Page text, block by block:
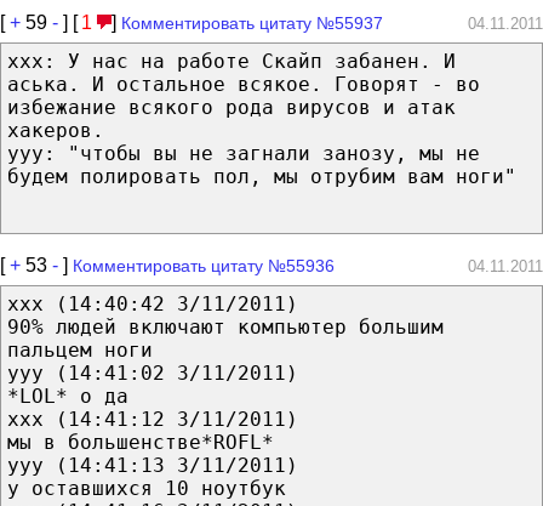
[+ 59 - ] [ 1 ] Комментировать цитату №55937 04.11.2011
xxx: У нас на работе Скайп забанен. И
аська. И остальное всякое. Говорят - во
избежание всякого рода вирусов и атак
хакеров.
ууу: "чтобы вы не загнали занозу, мы не
будем полировать пол, мы отрубим вам ноги"
[+ 53 - ] Комментировать цитату №55936 04.11.2011
xxx (14:40:42 3/11/2011)
90% людей включают компьютер большим
пальцем ноги
yyy (14:41:02 3/11/2011)
*LOL* о да
xxx (14:41:12 3/11/2011)
мы в большенстве*ROFL*
yyy (14:41:13 3/11/2011)
у оставшихся 10 ноутбук